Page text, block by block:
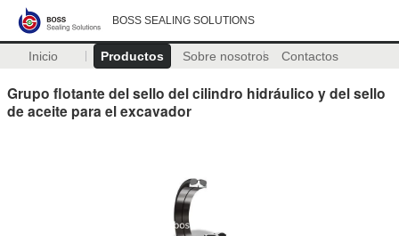
BOSS SEALING SOLUTIONS
Inicio Productos Sobre nosotros Contactos
Grupo flotante del sello del cilindro hidráulico y del sello
de aceite para el excavador